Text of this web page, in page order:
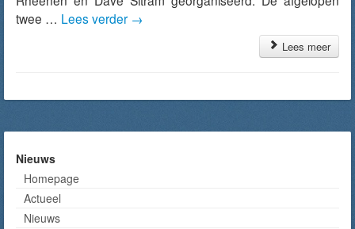
twee … Lees verder →
Lees meer
Nieuws
Homepage
Actueel
Nieuws